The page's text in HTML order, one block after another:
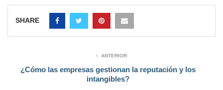
SHARE
ANTERIOR
¿Cómo las empresas gestionan la reputación y los
intangibles?